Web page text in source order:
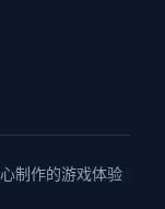
制作的游戏体验